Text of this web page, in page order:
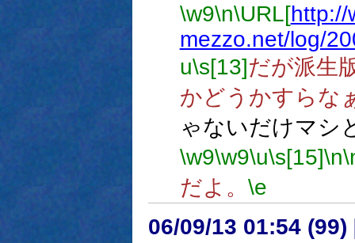
\w9\n\URL[http://
mezzo.net/log/
u\s[13]だが派生
かどうかすらな
ゃないだけマシ
\w9\w9\u\s[15]\n
だよ。 \e
06/09/13 01:54 (99)